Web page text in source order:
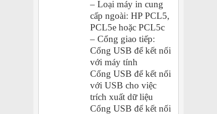
– Loại máy in cung
cấp ngoài: HP PCL5,
PCL5e hoặc PCL5c
– Cổng giao tiếp:
Cổng USB để kết nối
với máy tính
Cổng USB để kết nối
với USB cho việc
trích xuất dữ liệu
Cổng USB để kết nối